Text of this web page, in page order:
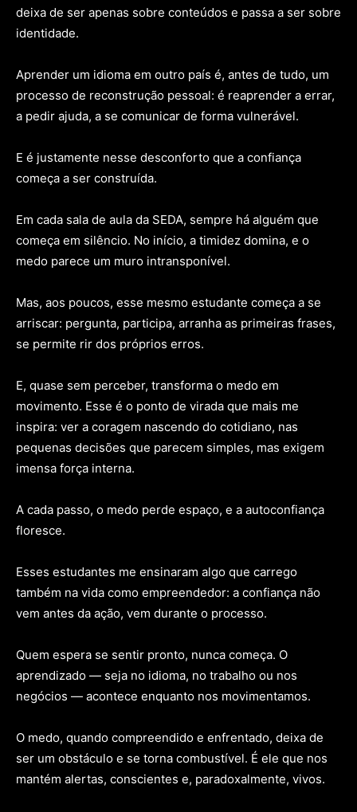
deixa de ser apenas sobre conteúdos e passa a ser sobre
identidade.
Aprender um idioma em outro país é, antes de tudo, um
processo de reconstrução pessoal: é reaprender a errar,
a pedir ajuda, a se comunicar de forma vulnerável.
E é justamente nesse desconforto que a confiança
começa a ser construída.
Em cada sala de aula da SEDA, sempre há alguém que
começa em silêncio. No início, a timidez domina, e o
medo parece um muro intransponível.
Mas, aos poucos, esse mesmo estudante começa a se
arriscar: pergunta, participa, arranha as primeiras frases,
se permite rir dos próprios erros.
E, quase sem perceber, transforma o medo em
movimento. Esse é o ponto de virada que mais me
inspira: ver a coragem nascendo do cotidiano, nas
pequenas decisões que parecem simples, mas exigem
imensa força interna.
A cada passo, o medo perde espaço, e a autoconfiança
floresce.
Esses estudantes me ensinaram algo que carrego
também na vida como empreendedor: a confiança não
vem antes da ação, vem durante o processo.
Quem espera se sentir pronto, nunca começa. O
aprendizado — seja no idioma, no trabalho ou nos
negócios — acontece enquanto nos movimentamos.
O medo, quando compreendido e enfrentado, deixa de
ser um obstáculo e se torna combustível. É ele que nos
mantém alertas, conscientes e, paradoxalmente, vivos.